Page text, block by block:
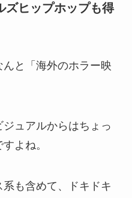
ズヒップホップも得
と「海外のホラー映
ュアルからはちょっ
よね。
も含めて、ドキドキ